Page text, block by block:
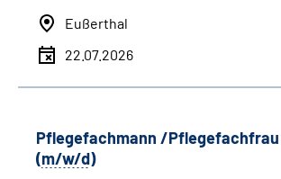
Eußerthal
22.07.2026
Pflegefachmann /Pflegefachfrau
(m/w/d)